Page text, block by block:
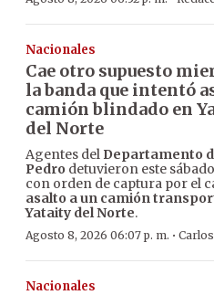
Nacionales
Cae otro supuesto
la banda que intentó
camión blindado en
del Norte
Agentes del Departamento
Pedro detuvieron este
con orden de captura por el
asalto a un camión
Yataity del Norte.
Agosto 8, 2026 06:07 p. m. ·
Nacionales